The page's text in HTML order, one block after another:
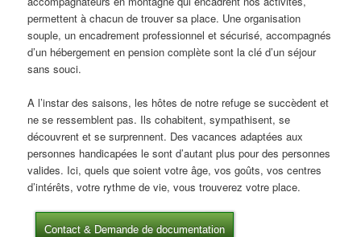
permettent à chacun de trouver sa place. Une organisation
souple, un encadrement professionnel et sécurisé, accompagnés
d’un hébergement en pension complète sont la clé d’un séjour
sans souci.
A l’instar des saisons, les hôtes de notre refuge se succèdent et
ne se ressemblent pas. Ils cohabitent, sympathisent, se
découvrent et se surprennent. Des vacances adaptées aux
personnes handicapées le sont d’autant plus pour des personnes
valides. Ici, quels que soient votre âge, vos goûts, vos centres
d’intérêts, votre rythme de vie, vous trouverez votre place.
Contact & Demande de documentation